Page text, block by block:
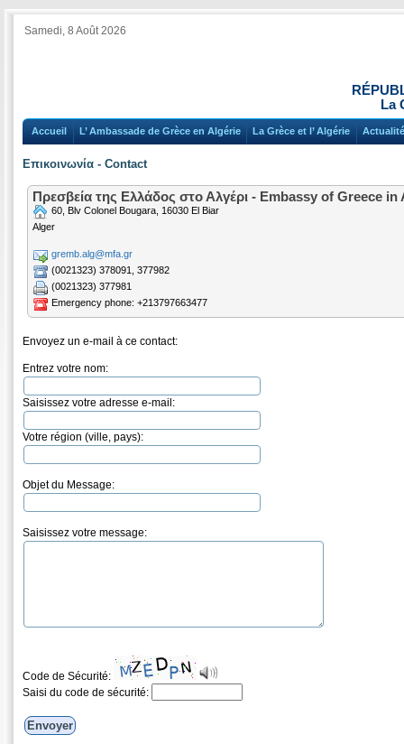
Samedi, 8 Août 2026
La
Accueil L’ Ambassade de Grèce en Algérie La Grèce et l’ Algérie
Επικοινωνία - Contact
Πρεσβεία της Ελλάδος στο Αλγέρι - Embassy of Greece in
60, Blv Colonel Bougara, 16030 El Biar
Alger
gremb.alg@mfa.gr
(0021323) 378091, 377982
(0021323) 377981
Emergency phone: +213797663477
Envoyez un e-mail à ce contact:
Entrez votre nom:
Saisissez votre adresse e-mail:
Votre région (ville, pays):
Objet du Message:
Saisissez votre message:
Code de Sécurité:
Saisi du code de sécurité: